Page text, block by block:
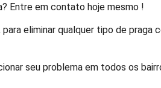
Entre em contato hoje mesmo !
eliminar qualquer tipo de praga
seu problema em todos os